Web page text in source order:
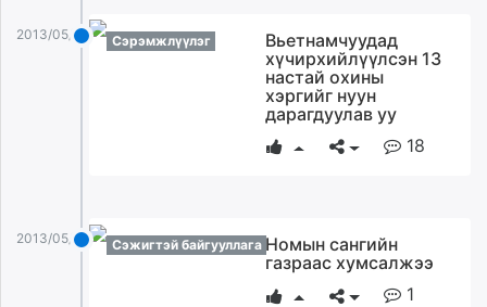
2013/05/26 Сэрэмжлүүлэг
Вьетнамчуудад
хүчирхийлүүлсэн 13
настай охины
хэргийг нуун
дарагдуулав уу
18
2013/05/26 Сэжигтэй байгууллага Номын сангийн
газраас хумсалжээ
1